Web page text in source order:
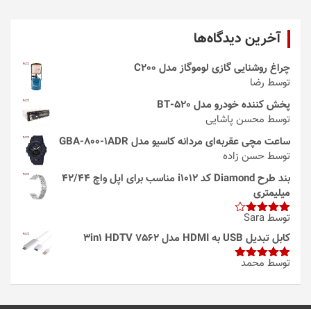
آخرین دیدگاه‌ها
چراغ روشنایی گازی لوموگاز مدل C200
توسط رضا
پخش کننده خودرو مدل 520-BT
توسط محسن پاشایی
ساعت مچی عقربه‌ای مردانه کاسیو مدل GBA-800-1ADR
توسط حسن زاده
بند طرح Diamond کد i1012 مناسب برای اپل واچ 42/44
میلیمتری
امتیاز4
از 5
توسط Sara
کابل تبدیل USB به HDMI مدل 3in1 HDTV 7562
امتیاز5از
توسط محمد